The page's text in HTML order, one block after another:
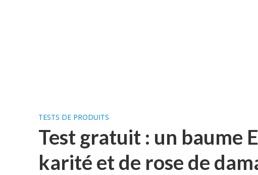
TESTS DE PRODUITS
Test gratuit : un baume
karité et de rose de